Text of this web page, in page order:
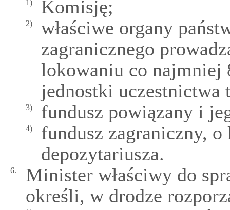
1) Komisję;
2)
właściwe organy
zagranicznego
lokowaniu co najmniej
jednostki uczestnictwa
3) fundusz powiązany i
4)
fundusz zagraniczny,
depozytariusza.
6.
Minister właściwy do
określi, w drodze